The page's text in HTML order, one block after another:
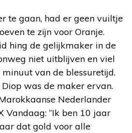
te gaan, had er geen vuiltje
te zijn voor Oranje.
hing de gelijkmaker in de
niet uitblijven en viel
van de blessuretijd.
was de maker ervan.
Nederlander
Vandaag: “Ik ben 10 jaar
dat gold voor alle